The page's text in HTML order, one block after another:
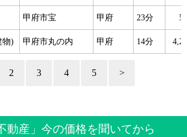
甲府市宝 甲府 23分
物) 甲府市丸の内 甲府 14分
2 3 4 5 >
動産」今の価格を聞いてから